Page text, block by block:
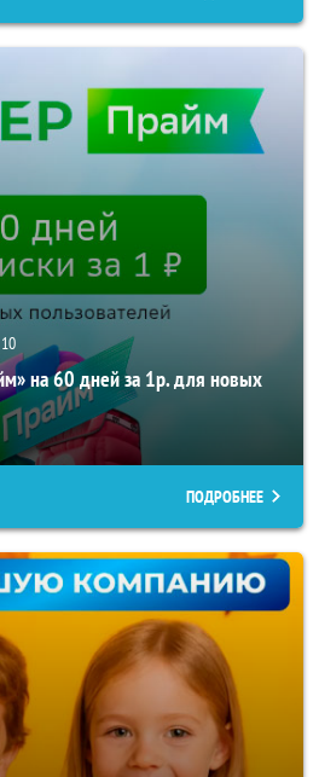
10
на 60 дней за 1р. для новых
ПОДРОБНЕЕ